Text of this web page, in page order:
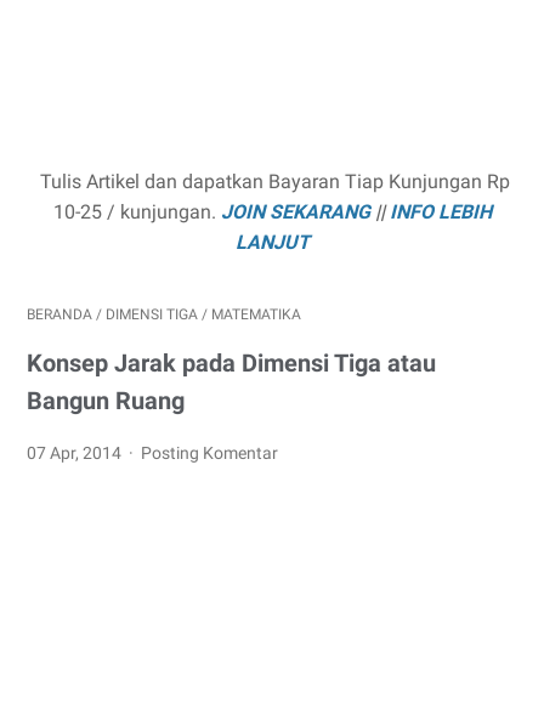
Tulis Artikel dan dapatkan Bayaran Tiap Kunjungan Rp
10-25 / kunjungan. JOIN SEKARANG||INFO LEBIH
LANJUT
BERANDA / DIMENSI TIGA / MATEMATIKA
Konsep Jarak pada Dimensi Tiga atau
Bangun Ruang
07 Apr, 2014 Posting Komentar